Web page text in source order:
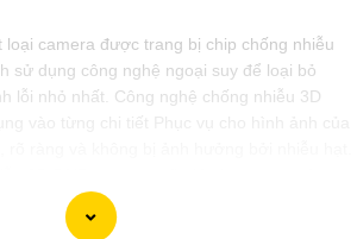
loại camera được trang bị chip chống nhiễu
sử dụng công nghệ ngoại suy để loại bỏ
lỗi nhỏ nhất. Công nghệ chống nhiễu 3D
cao, đặc biệt trong các điều kiện ánh sáng
Với Những Trang bị cao cấp làm cho việc giám